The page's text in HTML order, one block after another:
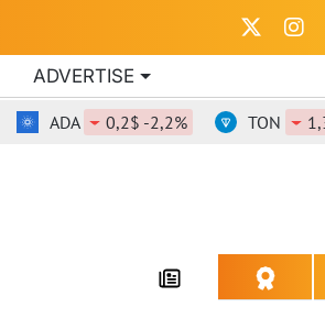
ADVERTISE
ADA 0,2$ -2,2% TON 1,34$ -